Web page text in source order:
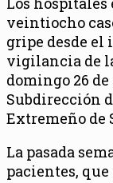
veintiocho
gripe desde el
vigilancia de
domingo 26
Subdirección
Extremeño de
La pasada
pacientes,